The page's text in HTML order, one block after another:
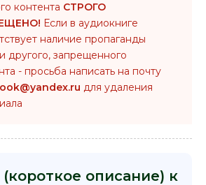
контента СТРОГО
Если в аудиокниге
наличие пропаганды
другого, запрещенного
- просьба написать на почту
для удаления
описание) к